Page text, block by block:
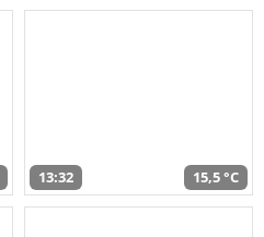
13:32 15,5 °C